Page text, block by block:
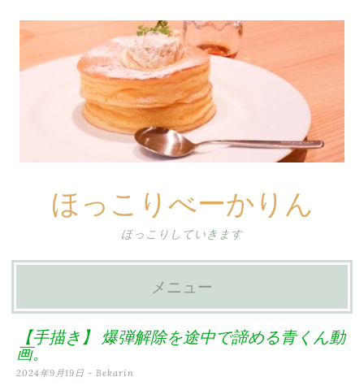
ほっこりべーかりん
ほっこりしていきます
メニュー
ン
テ
【手描き】 爆弾解除を途中で諦める青くん動
画。
2024年9月19日 - Bekarin